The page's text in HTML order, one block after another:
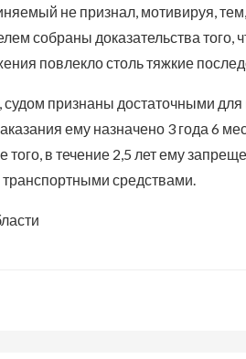
не признал, мотивируя, тем,
собраны доказательства того,
повлекло столь тяжкие
признаны достаточными
ему назначено 3 года 6
в течение 2,5 лет ему
средствами.